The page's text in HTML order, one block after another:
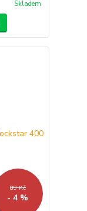
Skladem
89 Kč
- 4 %